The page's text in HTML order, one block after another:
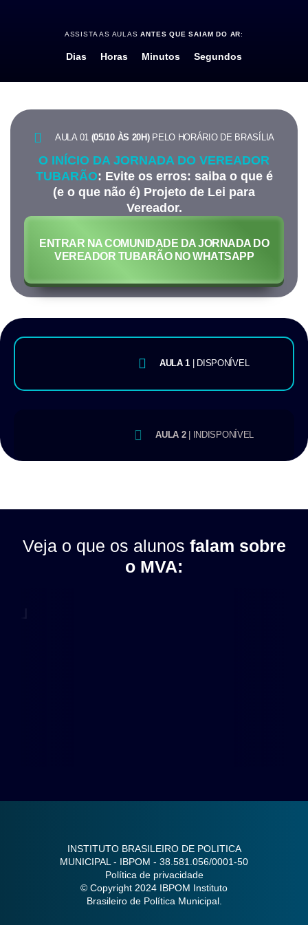
ASSISTA AS AULASANTES QUE SAIAM DO AR:
Dias Horas Minutos Segundos
AULA 01 (05/10 ÀS 20H)PELO HORÁRIO DE BRASÍLIA
O INÍCIO DA JORNADA DO VEREADOR
TUBARÃO: Evite os erros: saiba o que é
(e o que não é) Projeto de Lei para
Vereador.
ENTRAR NA COMUNIDADE DA JORNADA DO
VEREADOR TUBARÃO NO WHATSAPP
AULA 1 | DISPONÍVEL
AULA 2| INDISPONÍVEL
Veja o que os alunos falam sobre
o MVA:
INSTITUTO BRASILEIRO DE POLITICA
MUNICIPAL - IBPOM - 38.581.056/0001-50
Política de privacidade
© Copyright 2024 IBPOM Instituto
Brasileiro de Política Municipal.